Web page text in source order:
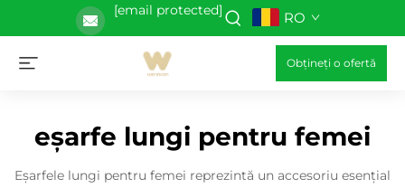
[email protected] RO
Obțineți o ofertă
eșarfe lungi pentru femei
Eșarfele lungi pentru femei reprezintă un accesoriu esențial